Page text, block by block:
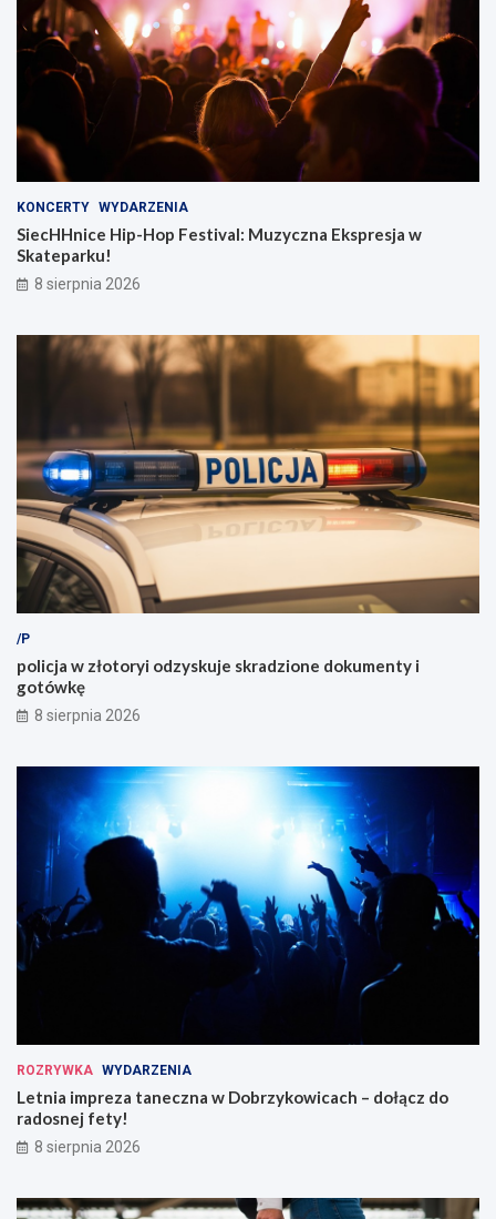
KONCERTY WYDARZENIA
SiecHHnice Hip-Hop Festival: Muzyczna Ekspresja w
Skateparku!
8 sierpnia 2026
/P
policja w złotoryi odzyskuje skradzione dokumenty i
gotówkę
8 sierpnia 2026
ROZRYWKA WYDARZENIA
Letnia impreza taneczna w Dobrzykowicach – dołącz do
radosnej fety!
8 sierpnia 2026